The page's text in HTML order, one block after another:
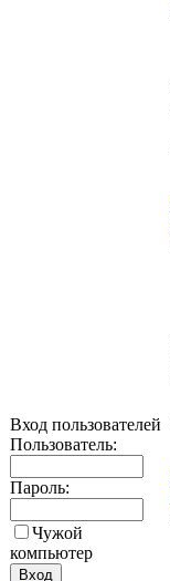
Вход пользователей
Пользователь:
Пароль:
Чужой
компьютер